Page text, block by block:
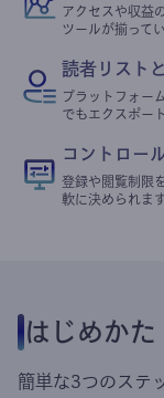
アクセスや収益
ツールが揃ってい
読者リスト
プラットフォー
でもエクスポー
コントロー
登録や閲覧制限
軟に決められます
はじめかた
簡単な3つのステ